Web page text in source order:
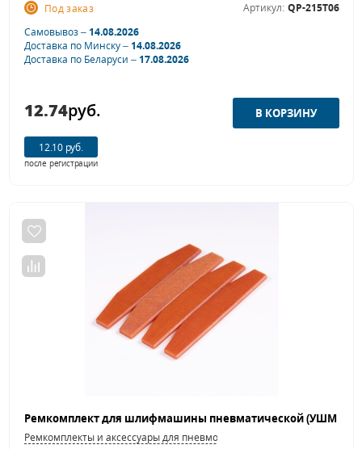
Под заказ
Артикул: QP-215T06
Самовывоз –14.08.2026
Доставка по Минску –14.08.2026
Доставка по Беларуси –17.08.2026
12.74руб.
12.10 руб.
после регистрации
Ремкомплекты и аксессуары для пневмошлифовальных машинок